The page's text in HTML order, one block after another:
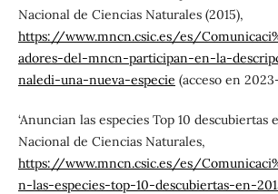
Nacional de Ciencias Naturales (2015),
https://www.mncn.csic.es/es/
adores-del-mncn-participan-en-la-
naledi-una-nueva-especie (acceso en
‘Anuncian las especies Top 10 descubiertas
Nacional de Ciencias Naturales,
https://www.mncn.csic.es/es/
n-las-especies-top-10-descubiertas-en-